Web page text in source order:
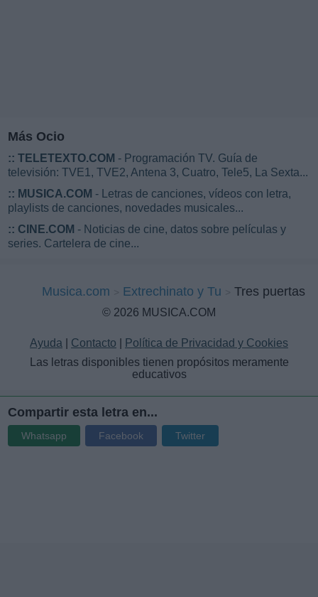
Más Ocio
:: TELETEXTO.COM - Programación TV. Guía de
televisión: TVE1, TVE2, Antena 3, Cuatro, Tele5, La Sexta...
:: MUSICA.COM - Letras de canciones, vídeos con letra,
playlists de canciones, novedades musicales...
:: CINE.COM - Noticias de cine, datos sobre películas y
series. Cartelera de cine...
Musica.com Extrechinato y Tu Tres puertas
© 2026 MUSICA.COM
Ayuda Contacto
Política de Privacidad y Cookies
Las letras disponibles tienen propósitos meramente
educativos
Compartir esta letra en...
Whatsapp Facebook Twitter